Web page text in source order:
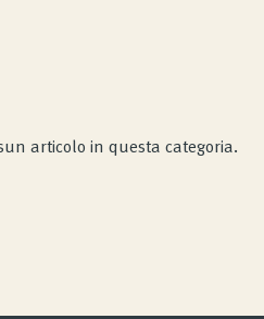
articolo in questa categoria.